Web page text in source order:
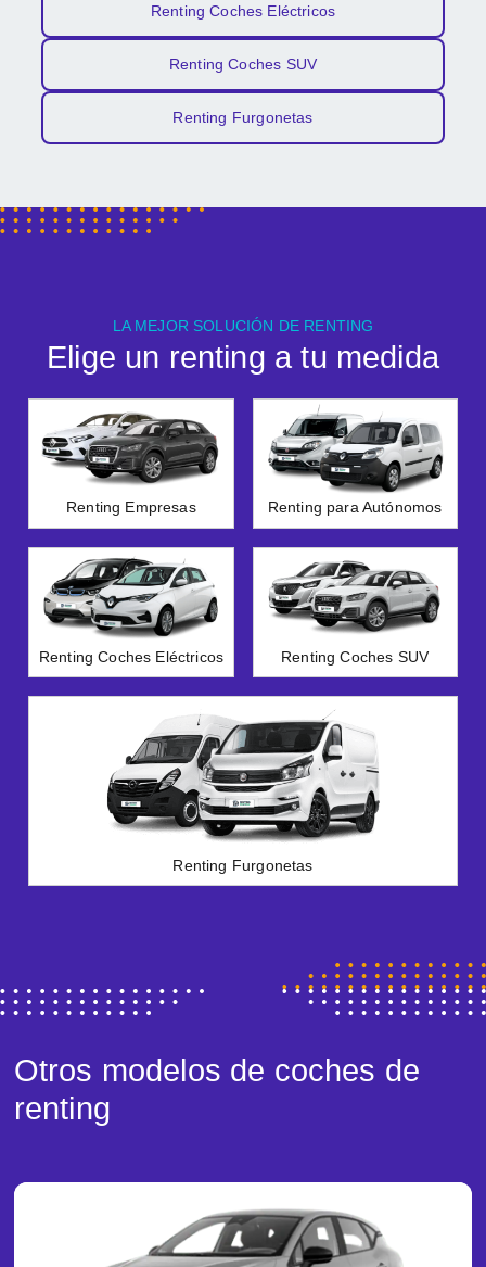
Renting Coches Eléctricos
Renting Coches SUV
Renting Furgonetas
LA MEJOR SOLUCIÓN DE RENTING
Elige un renting a tu medida
Renting Empresas Renting para Autónomos
Renting Coches Eléctricos Renting Coches SUV
Renting Furgonetas
Otros modelos de coches de
renting